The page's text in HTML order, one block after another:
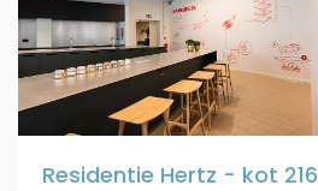
Residentie Hertz - kot 216